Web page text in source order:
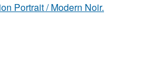
Portrait / Modern Noir.